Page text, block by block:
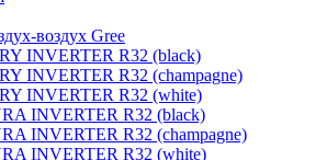
воздух Gree
INVERTER R32 (black)
INVERTER R32 (champagne)
INVERTER R32 (white)
INVERTER R32 (black)
INVERTER R32 (champagne)
INVERTER R32 (white)